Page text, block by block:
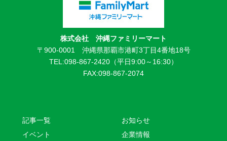
株式会社 沖縄ファミリーマート
〒900-0001 沖縄県那覇市港町3丁目4番地18号
TEL:098-867-2420（平日9:00～16:30）
FAX:098-867-2074
記事一覧
イベント
お知らせ
企業情報